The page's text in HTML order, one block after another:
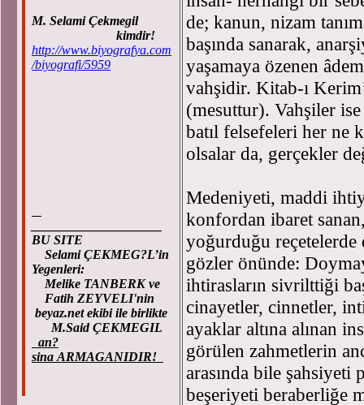
M. Selami Çekmegil
kimdir!
http://www.biyografya.com
/biyografi/5959
BU SITE
Selami ÇEKMEG?L’in
Yegenleri:
Melike TANBERK ve
Fatih ZEYVELI'nin
beyaz.net ekibi ile birlikte
M.Said ÇEKMEGIL
an?
sina ARMAGANIDIR!
de; kanun, nizam
başında sanarak,
yaşamaya özenen
vahşidir. Kitab-ı
(mesuttur). Vahşiler ise
batıl felsefeleri her ne
olsalar da, gerçekler
Medeniyeti, maddi
konfordan ibaret
yoğurduğu reçetelerde
gözler önünde:
ihtirasların sivrilttiği
cinayetler, cinnetler,
ayaklar altına alınan
görülen zahmetlerin
arasında bile şahsiyeti
beşeriyeti beraberliğe